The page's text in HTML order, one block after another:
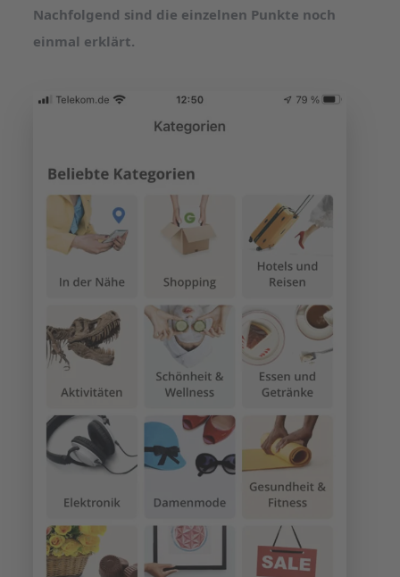
Nachfolgend sind die einzelnen Punkte noch
einmal erklärt.